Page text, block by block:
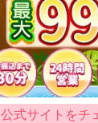
公式サイトをチ